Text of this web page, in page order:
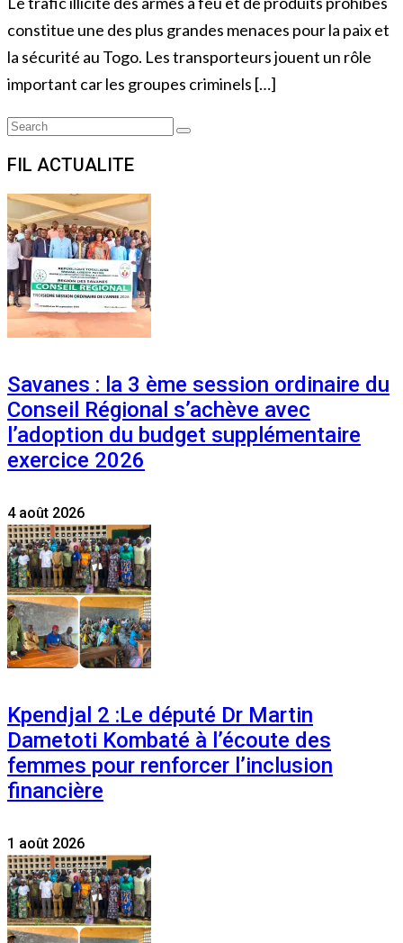
constitue une des plus grandes menaces pour la paix et
la sécurité au Togo. Les transporteurs jouent un rôle
important car les groupes criminels […]
Search
Search
FIL ACTUALITE
Savanes : la 3 ème session ordinaire du
Conseil Régional s’achève avec
l’adoption du budget supplémentaire
exercice 2026
4 août 2026
Kpendjal 2 :Le député Dr Martin
Dametoti Kombaté à l’écoute des
femmes pour renforcer l’inclusion
financière
1 août 2026